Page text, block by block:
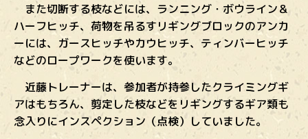
また切断する枝などには、ランニング・ボウライン＆
ハーフヒッチ、 荷物を吊るすリギングブロックのアンカ
ーには、ガースヒッチやカウヒッチ、ティンバーヒッチ
などのロープワークを使います。
近藤トレーナーは、参加者が持参したクライミングギ
アはもちろん、剪定した枝などをリギングするギア類も
念入りにインスペクション（点検）していました。